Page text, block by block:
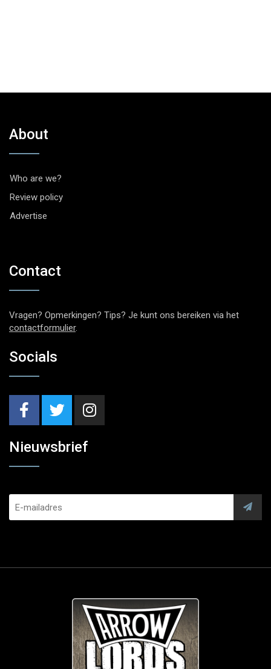
About
Who are we?
Review policy
Advertise
Contact
Vragen? Opmerkingen? Tips? Je kunt ons bereiken via het
contactformulier.
Socials
Nieuwsbrief